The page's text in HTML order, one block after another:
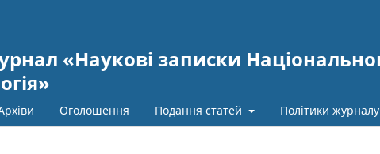
«Наукові записки
Оголошення Подання статей Політики журналу